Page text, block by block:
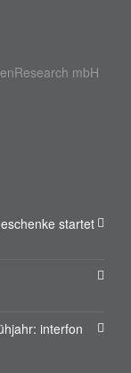
mbH
startet
interfon